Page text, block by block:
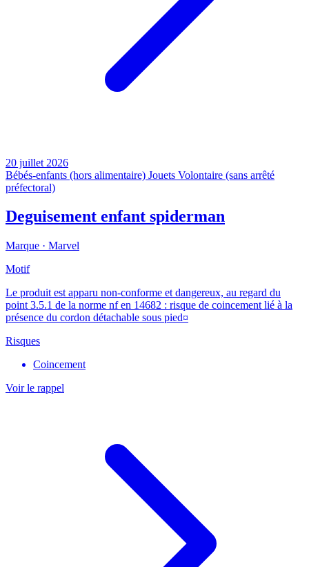
20 juillet 2026
Bébés-enfants (hors alimentaire) Jouets Volontaire (sans arrêté
préfectoral)
Deguisement enfant spiderman
Marque · Marvel
Motif
Le produit est apparu non-conforme et dangereux, au regard du
point 3.5.1 de la norme nf en 14682 : risque de coincement lié à la
présence du cordon détachable sous pied¤
Risques
Coincement
Voir le rappel